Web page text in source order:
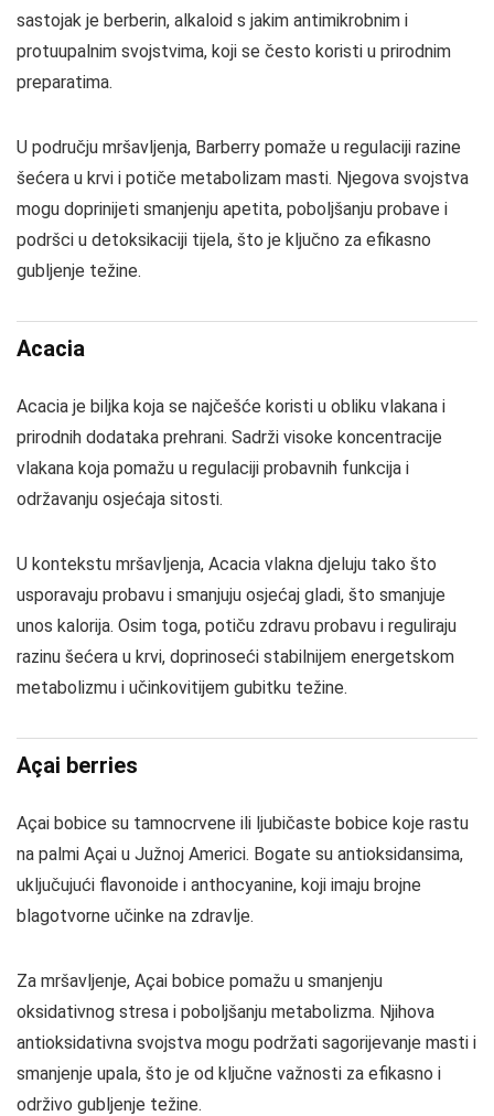
sastojak je berberin, alkaloid s jakim antimikrobnim i
protuupalnim svojstvima, koji se često koristi u prirodnim
preparatima.
U području mršavljenja, Barberry pomaže u regulaciji razine
šećera u krvi i potiče metabolizam masti. Njegova svojstva
mogu doprinijeti smanjenju apetita, poboljšanju probave i
podršci u detoksikaciji tijela, što je ključno za efikasno
gubljenje težine.
Acacia
Acacia je biljka koja se najčešće koristi u obliku vlakana i
prirodnih dodataka prehrani. Sadrži visoke koncentracije
vlakana koja pomažu u regulaciji probavnih funkcija i
održavanju osjećaja sitosti.
U kontekstu mršavljenja, Acacia vlakna djeluju tako što
usporavaju probavu i smanjuju osjećaj gladi, što smanjuje
unos kalorija. Osim toga, potiču zdravu probavu i reguliraju
razinu šećera u krvi, doprinoseći stabilnijem energetskom
metabolizmu i učinkovitijem gubitku težine.
Açai berries
Açai bobice su tamnocrvene ili ljubičaste bobice koje rastu
na palmi Açai u Južnoj Americi. Bogate su antioksidansima,
uključujući flavonoide i anthocyanine, koji imaju brojne
blagotvorne učinke na zdravlje.
Za mršavljenje, Açai bobice pomažu u smanjenju
oksidativnog stresa i poboljšanju metabolizma. Njihova
antioksidativna svojstva mogu podržati sagorijevanje masti i
smanjenje upala, što je od ključne važnosti za efikasno i
održivo gubljenje težine.